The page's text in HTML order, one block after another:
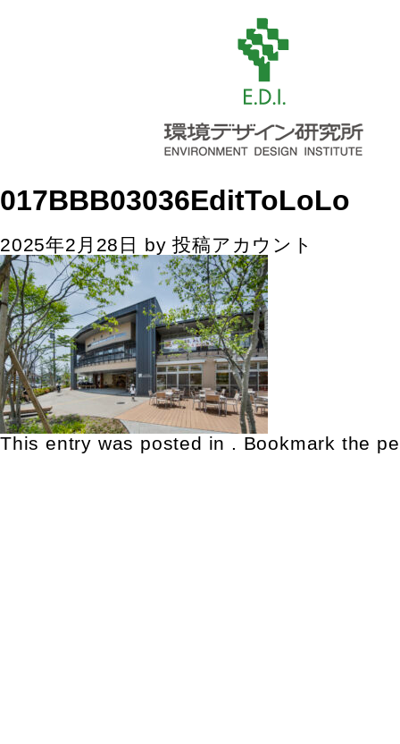
017BBB03036EditToLoLo
2025年2月28日 by投稿アカウント
This entry was posted in . Bookmark the